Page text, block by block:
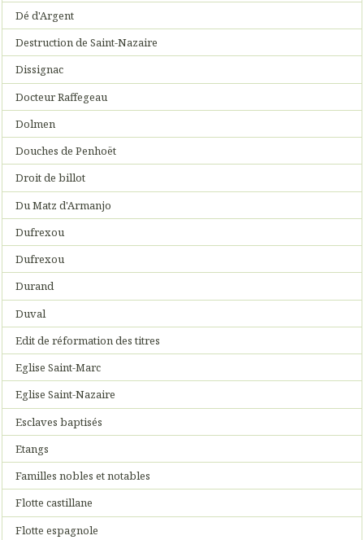
Dé d'Argent
Destruction de Saint-Nazaire
Dissignac
Docteur Raffegeau
Dolmen
Douches de Penhoët
Droit de billot
Du Matz d'Armanjo
Dufrexou
Dufrexou
Durand
Duval
Edit de réformation des titres
Eglise Saint-Marc
Eglise Saint-Nazaire
Esclaves baptisés
Etangs
Familles nobles et notables
Flotte castillane
Flotte espagnole